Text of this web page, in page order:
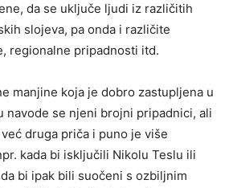
da se uključe ljudi iz različitih
slojeva, pa onda i različite
regionalne pripadnosti itd.
manjine koja je dobro zastupljena u
navode se njeni brojni pripadnici, ali
druga priča i puno je više
kada bi isključili Nikolu Teslu ili
bi ipak bili suočeni s ozbiljnim